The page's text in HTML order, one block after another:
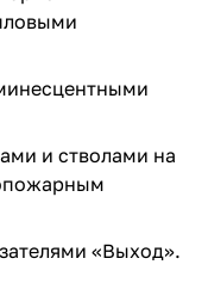
и стволами на
«Выход».